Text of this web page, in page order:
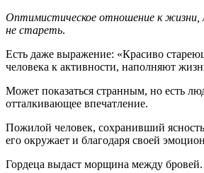
Оптимистическое отношение к жизни,
не стареть.
Есть даже выражение: «Красиво
человека к активности, наполняют
Может показаться странным, но есть
отталкивающее впечатление.
Пожилой человек, сохранивший
его окружает и благодаря своей
Гордеца выдаст морщина между